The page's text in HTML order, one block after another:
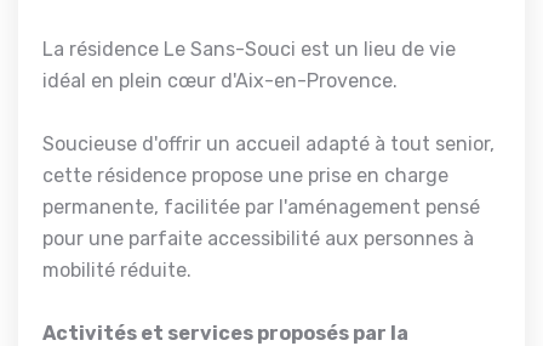
La résidence Le Sans-Souci est un lieu de vie
idéal en plein cœur d'Aix-en-Provence.
Soucieuse d'offrir un accueil adapté à tout senior,
cette résidence propose une prise en charge
permanente, facilitée par l'aménagement pensé
pour une parfaite accessibilité aux personnes à
mobilité réduite.
Activités et services proposés par la